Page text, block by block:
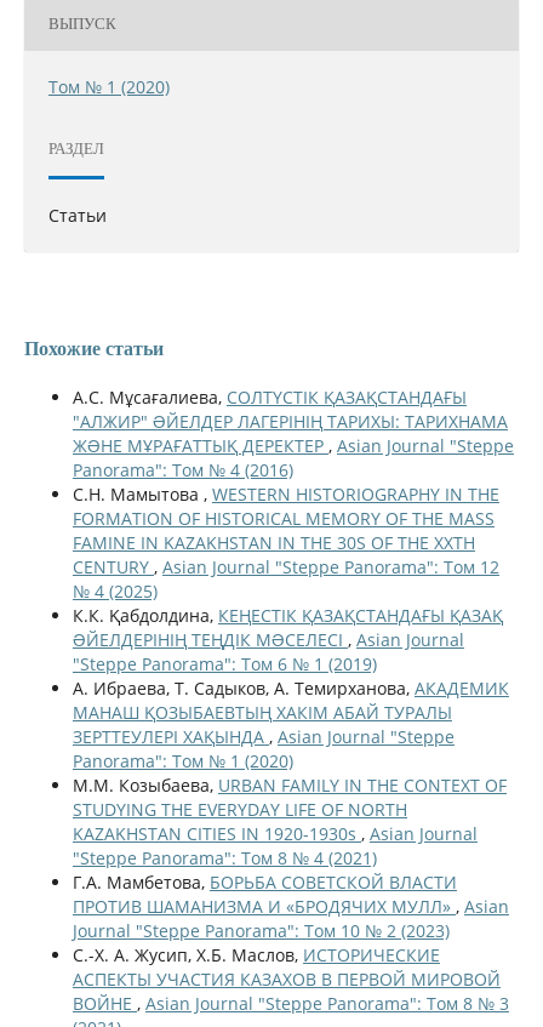
ВЫПУСК
Том № 1 (2020)
РАЗДЕЛ
Статьи
Похожие статьи
А.С. Мұсағалиева, СОЛТҮСТІК ҚАЗАҚСТАНДАҒЫ
"АЛЖИР" ƏЙЕЛДЕР ЛАГЕРІНІҢ ТАРИХЫ: ТАРИХНАМА
ЖƏНЕ МҰРАҒАТТЫҚ ДЕРЕКТЕР , Asian Journal "Steppe
Panorama": Том № 4 (2016)
С.Н. Мамытова , WESTERN HISTORIOGRAPHY IN THE
FORMATION OF HISTORICAL MEMORY OF THE MASS
FAMINE IN KAZAKHSTAN IN THE 30S OF THE XXTH
CENTURY , Asian Journal "Steppe Panorama": Том 12
№ 4 (2025)
К.К. Қабдолдина, КЕҢЕСТІК ҚАЗАҚСТАНДАҒЫ ҚАЗАҚ
ƏЙЕЛДЕРІНІҢ ТЕҢДІК МƏСЕЛЕСІ , Asian Journal
"Steppe Panorama": Том 6 № 1 (2019)
А. Ибраева, Т. Садыков, А. Темирханова, АКАДЕМИК
МАНАШ ҚОЗЫБАЕВТЫҢ ХАКІМ АБАЙ ТУРАЛЫ
ЗЕРТТЕУЛЕРІ ХАҚЫНДА , Asian Journal "Steppe
Panorama": Том № 1 (2020)
М.М. Козыбаева, URBAN FAMILY IN THE CONTEXT OF
STUDYING THE EVERYDAY LIFE OF NORTH
KAZAKHSTAN CITIES IN 1920-1930s , Asian Journal
"Steppe Panorama": Том 8 № 4 (2021)
Г.А. Мамбетова, БОРЬБА СОВЕТСКОЙ ВЛАСТИ
ПРОТИВ ШАМАНИЗМА И «БРОДЯЧИХ МУЛЛ» , Asian
Journal "Steppe Panorama": Том 10 № 2 (2023)
С.-Х. А. Жусип, Х.Б. Маслов, ИСТОРИЧЕСКИЕ
АСПЕКТЫ УЧАСТИЯ КАЗАХОВ В ПЕРВОЙ МИРОВОЙ
ВОЙНЕ , Asian Journal "Steppe Panorama": Том 8 № 3